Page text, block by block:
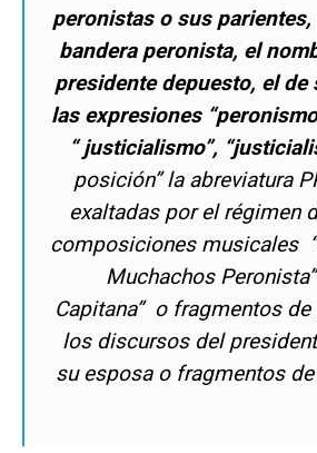
peronistas o sus
bandera peronista, el
presidente depuesto, el de
las expresiones
“ justicialismo”,
posición” la abreviatura
exaltadas por el régimen
composiciones musicales
Muchachos
Capitana” o fragmentos
los discursos del
su esposa o fragmentos